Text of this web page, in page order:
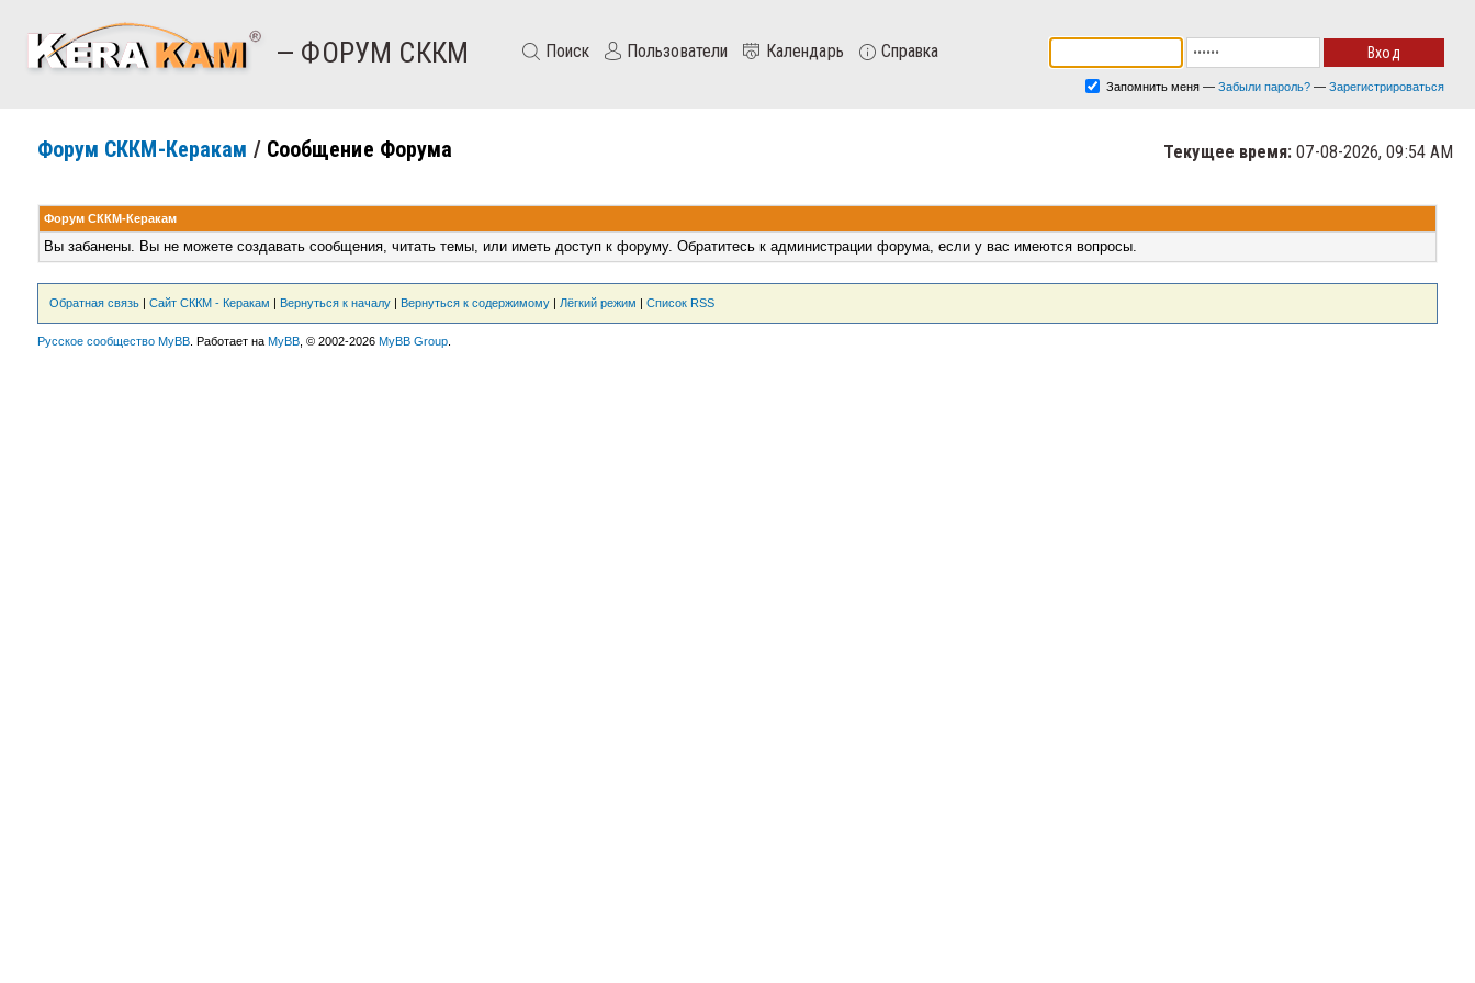
— ФОРУМ СККМ Поиск Пользователи Календарь Справка
Запомнить меня — Забыли пароль? — Зарегистрироваться
Текущее время: 07-08-2026, 09:54 AM
Форум СККМ-Керакам / Сообщение Форума
Форум СККМ-Керакам
Вы забанены. Вы не можете создавать сообщения, читать темы, или иметь доступ к форуму. Обратитесь к администрации форума, если у вас имеются вопросы.
Обратная связь| Сайт СККМ - Керакам | Вернуться к началу| Вернуться к содержимому| Лёгкий режим | Список RSS
Русское сообщество MyBB. Работает на MyBB, © 2002-2026 MyBB Group.